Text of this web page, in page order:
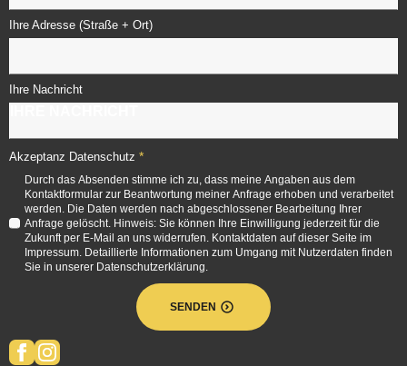
Ihre Adresse (Straße + Ort)
Ihre Nachricht
Akzeptanz Datenschutz *
Durch das Absenden stimme ich zu, dass meine Angaben aus dem
Kontaktformular zur Beantwortung meiner Anfrage erhoben und verarbeitet
werden. Die Daten werden nach abgeschlossener Bearbeitung Ihrer
Anfrage gelöscht. Hinweis: Sie können Ihre Einwilligung jederzeit für die
Zukunft per E-Mail an uns widerrufen. Kontaktdaten auf dieser Seite im
Impressum. Detaillierte Informationen zum Umgang mit Nutzerdaten finden
Sie in unserer Datenschutzerklärung.
SENDEN